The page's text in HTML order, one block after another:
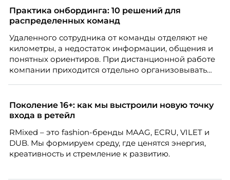
Практика онбординга: 10 решений для
распределенных команд
Удаленного сотрудника от команды отделяют не
километры, а недостаток информации, общения и
понятных ориентиров. При дистанционной работе
компании приходится отдельно организовывать
по работе с персоналом Инфомаксимум,
рассказывает, как выстроить адаптацию
распределенной команды без лишнего контроля и
бесконечных созвонов.
Поколение 16+: как мы выстроили новую точку
входа в ретейл
RMixed – это fashion-бренды MAAG, ECRU, VILET и
DUB. Мы формируем среду, где ценятся энергия,
креативность и стремление к развитию.